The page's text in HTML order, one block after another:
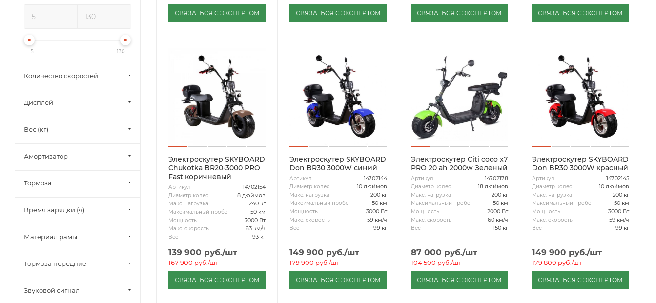
СВЯЗАТЬСЯ С ЭКСПЕРТОМ СВЯЗАТЬСЯ С ЭКСПЕРТОМ СВЯЗАТЬСЯ С ЭКСПЕРТОМ СВЯЗАТЬСЯ С ЭКСПЕРТОМ
Электроскутер SKYBOARD
Chukotka BR20-3000 PRO
Fast коричневый
Артикул 14702154
Диаметр колес 8 дюймов
Макс. нагрузка 240 кг
Максимальный пробег 50 км
Мощность 3000 Вт
Макс. скорость 63 км/ч
Вес 93 кг
139 900 руб./шт
167 900руб./шт
СВЯЗАТЬСЯ С ЭКСПЕРТОМ
Электроскутер SKYBOARD
Don BR30 3000W синий
Артикул 14702144
Диаметр колес 10 дюймов
Макс. нагрузка 200 кг
Максимальный пробег 50 км
Мощность 3000 Вт
Макс. скорость 59 км/ч
Вес 99 кг
149 900 руб./шт
179 900руб./шт
СВЯЗАТЬСЯ С ЭКСПЕРТОМ
Электроскутер Citi coco x7
PRO 20 ah 2000w Зеленый
Артикул 14702178
Диаметр колес 18 дюймов
Макс. нагрузка 200 кг
Максимальный пробег 50 км
Мощность 2000 Вт
Макс. скорость 60 км/ч
Вес 150 кг
87 000 руб./шт
104 500руб./шт
СВЯЗАТЬСЯ С ЭКСПЕРТОМ
Электроскутер SKYBOARD
Don BR30 3000W красный
Артикул 14702145
Диаметр колес 10 дюймов
Макс. нагрузка 200 кг
Максимальный пробег 50 км
Мощность 3000 Вт
Макс. скорость 59 км/ч
Вес 99 кг
149 900 руб./шт
179 800руб./шт
СВЯЗАТЬСЯ С ЭКСПЕРТОМ
5 130
Количество скоростей
Дисплей
Вес (кг)
Амортизатор
Тормоза
Время зарядки (ч)
Материал рамы
Тормоза передние
Звуковой сигнал